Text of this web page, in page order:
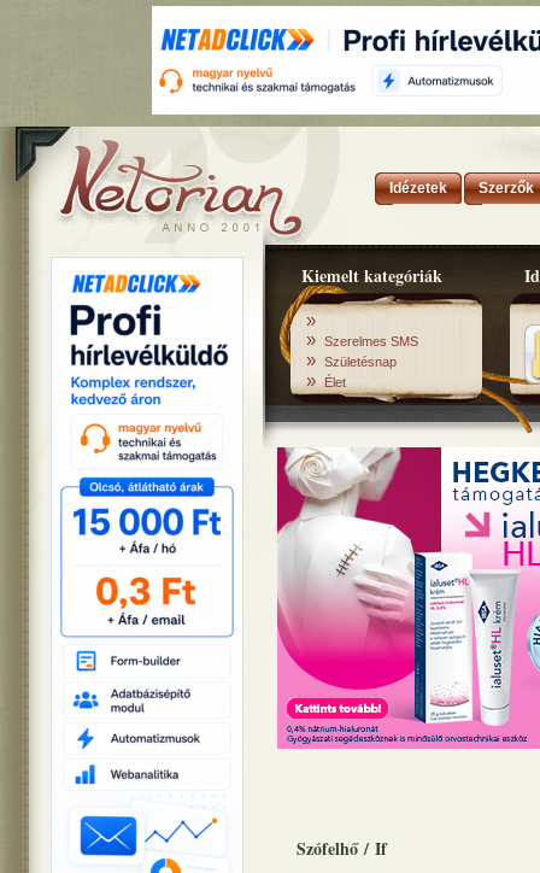
Idézetek Szerzők
Kiemelt kategóriák
»
» Szerelmes SMS
» Születésnap
» Élet
Szófelhő / If